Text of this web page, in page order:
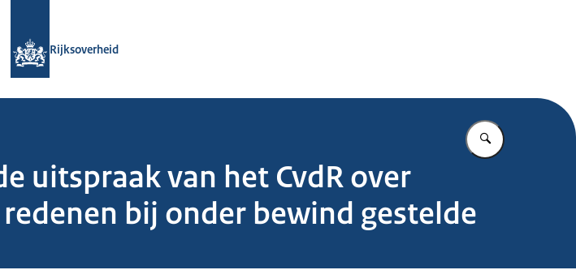
Rijksoverheid
Vul in wat u
uitspraak van het CvdR over
bij onder bewind gestelde